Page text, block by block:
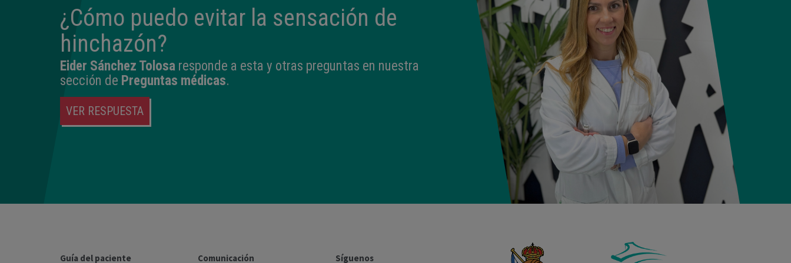
¿Cómo puedo evitar la sensación de
hinchazón?
Eider Sánchez Tolosa responde a esta y otras preguntas en nuestra
sección de Preguntas médicas.
VER RESPUESTA
Guía del paciente Comunicación Síguenos